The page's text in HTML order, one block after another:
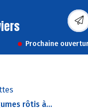
Prochaine
rôtis à...